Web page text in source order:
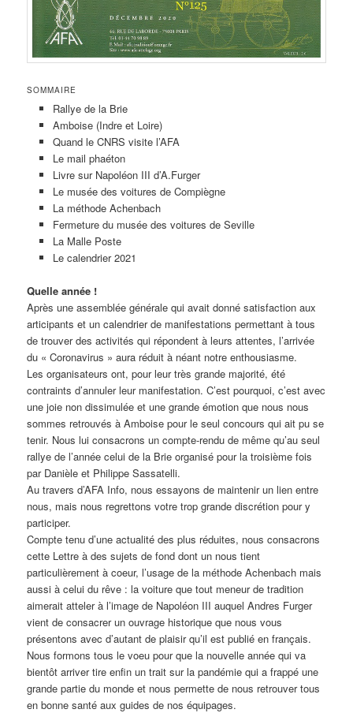
SOMMAIRE
Rallye de la Brie
Amboise (Indre et Loire)
Quand le CNRS visite l’AFA
Le mail phaéton
Livre sur Napoléon III d’A.Furger
Le musée des voitures de Compiègne
La méthode Achenbach
Fermeture du musée des voitures de Seville
La Malle Poste
Le calendrier 2021
Quelle année !
Après une assemblée générale qui avait donné satisfaction aux
articipants et un calendrier de manifestations permettant à tous
de trouver des activités qui répondent à leurs attentes, l’arrivée
du « Coronavirus » aura réduit à néant notre enthousiasme.
Les organisateurs ont, pour leur très grande majorité, été
contraints d’annuler leur manifestation. C’est pourquoi, c’est avec
une joie non dissimulée et une grande émotion que nous nous
sommes retrouvés à Amboise pour le seul concours qui ait pu se
tenir. Nous lui consacrons un compte-rendu de même qu’au seul
rallye de l’année celui de la Brie organisé pour la troisième fois
par Danièle et Philippe Sassatelli.
Au travers d’AFA Info, nous essayons de maintenir un lien entre
nous, mais nous regrettons votre trop grande discrétion pour y
participer.
Compte tenu d’une actualité des plus réduites, nous consacrons
cette Lettre à des sujets de fond dont un nous tient
particulièrement à coeur, l’usage de la méthode Achenbach mais
aussi à celui du rêve : la voiture que tout meneur de tradition
aimerait atteler à l’image de Napoléon III auquel Andres Furger
vient de consacrer un ouvrage historique que nous vous
présentons avec d’autant de plaisir qu’il est publié en français.
Nous formons tous le voeu pour que la nouvelle année qui va
bientôt arriver tire enfin un trait sur la pandémie qui a frappé une
grande partie du monde et nous permette de nous retrouver tous
en bonne santé aux guides de nos équipages.